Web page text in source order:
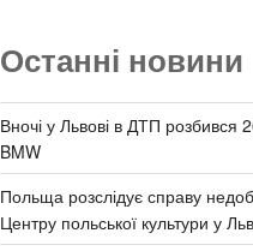
Останні новини
Вночі у Львові в ДТП розбився
BMW
Польща розслідує справу
Центру польської культури у